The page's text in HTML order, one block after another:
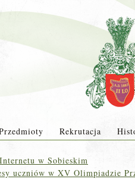
Rekrutacja
w Sobieskim
uczniów w XV Olimpiadzie